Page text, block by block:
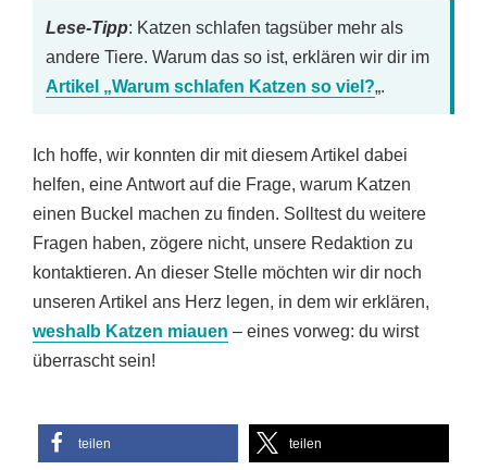
Lese-Tipp: Katzen schlafen tagsüber mehr als
andere Tiere. Warum das so ist, erklären wir dir im
Artikel „Warum schlafen Katzen so viel?„.
Ich hoffe, wir konnten dir mit diesem Artikel dabei
helfen, eine Antwort auf die Frage, warum Katzen
einen Buckel machen zu finden. Solltest du weitere
Fragen haben, zögere nicht, unsere Redaktion zu
kontaktieren. An dieser Stelle möchten wir dir noch
unseren Artikel ans Herz legen, in dem wir erklären,
weshalb Katzen miauen – eines vorweg: du wirst
überrascht sein!
teilen teilen